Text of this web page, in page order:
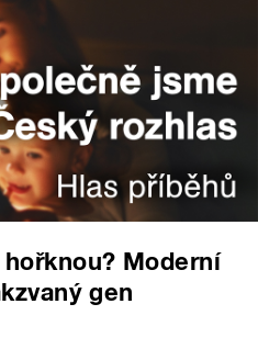
Moderní
gen